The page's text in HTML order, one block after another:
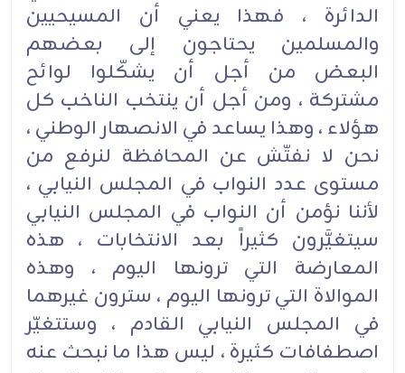
الدائرة ، فهذا يعني أن المسيحيين
والمسلمين يحتاجون إلى بعضهم
البعض من أجل أن يشكّلوا لوائح
مشتركة ، ومن أجل أن ينتخب الناخب كل
هؤلاء ، وهذا يساعد في الانصهار الوطني ،
نحن لا نفتّش عن المحافظة لنرفع من
مستوى عدد النواب في المجلس النيابي ،
لأننا نؤمن أن النواب في المجلس النيابي
سيتغيَّرون كثيراً بعد الانتخابات ، هذه
المعارضة التي ترونها اليوم ، وهذه
الموالاة التي ترونها اليوم ، سترون غيرهما
في المجلس النيابي القادم ، وستتغيّر
اصطفافات كثيرة ، ليس هذا ما نبحث عنه